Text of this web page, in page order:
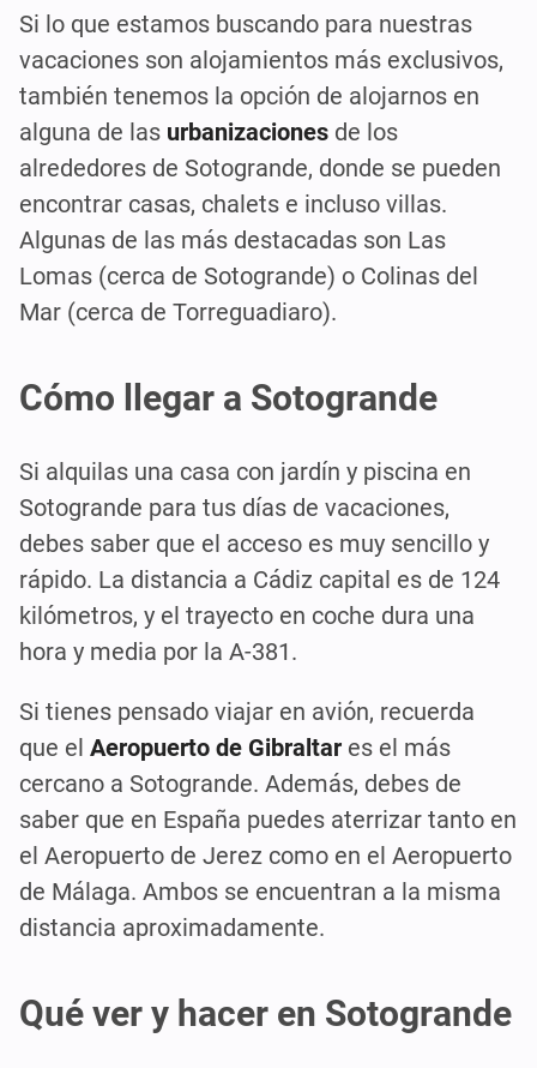
Si lo que estamos buscando para nuestras
vacaciones son alojamientos más exclusivos,
también tenemos la opción de alojarnos en
alguna de las urbanizaciones de los
alrededores de Sotogrande, donde se pueden
encontrar casas, chalets e incluso villas.
Algunas de las más destacadas son Las
Lomas (cerca de Sotogrande) o Colinas del
Mar (cerca de Torreguadiaro).
Cómo llegar a Sotogrande
Si alquilas una casa con jardín y piscina en
Sotogrande para tus días de vacaciones,
debes saber que el acceso es muy sencillo y
rápido. La distancia a Cádiz capital es de 124
kilómetros, y el trayecto en coche dura una
hora y media por la A-381.
Si tienes pensado viajar en avión, recuerda
que el Aeropuerto de Gibraltar es el más
cercano a Sotogrande. Además, debes de
saber que en España puedes aterrizar tanto en
el Aeropuerto de Jerez como en el Aeropuerto
de Málaga. Ambos se encuentran a la misma
distancia aproximadamente.
Qué ver y hacer en Sotogrande